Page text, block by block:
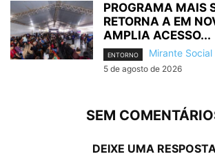
PROGRAMA MAIS
RETORNA A EM
AMPLIA ACESSO...
ENTORNO Mirante Social
5 de agosto de 2026
SEM
DEIXE UMA RESPOSTA